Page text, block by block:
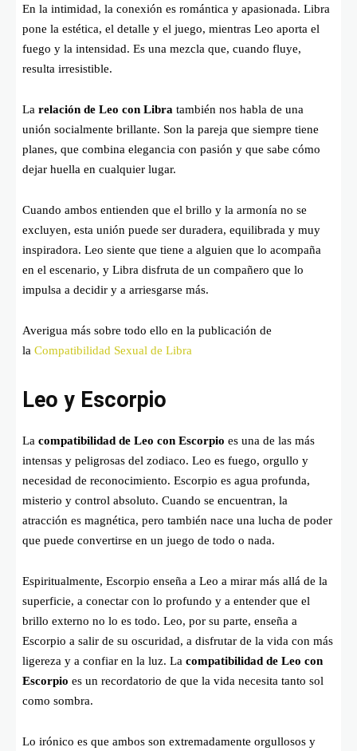
En la intimidad, la conexión es romántica y apasionada. Libra
pone la estética, el detalle y el juego, mientras Leo aporta el
fuego y la intensidad. Es una mezcla que, cuando fluye,
resulta irresistible.
La relación de Leo con Libra también nos habla de una
unión socialmente brillante. Son la pareja que siempre tiene
planes, que combina elegancia con pasión y que sabe cómo
dejar huella en cualquier lugar.
Cuando ambos entienden que el brillo y la armonía no se
excluyen, esta unión puede ser duradera, equilibrada y muy
inspiradora. Leo siente que tiene a alguien que lo acompaña
en el escenario, y Libra disfruta de un compañero que lo
impulsa a decidir y a arriesgarse más.
Averigua más sobre todo ello en la publicación de
la Compatibilidad Sexual de Libra
Leo y Escorpio
La compatibilidad de Leo con Escorpio es una de las más
intensas y peligrosas del zodiaco. Leo es fuego, orgullo y
necesidad de reconocimiento. Escorpio es agua profunda,
misterio y control absoluto. Cuando se encuentran, la
atracción es magnética, pero también nace una lucha de poder
que puede convertirse en un juego de todo o nada.
Espiritualmente, Escorpio enseña a Leo a mirar más allá de la
superficie, a conectar con lo profundo y a entender que el
brillo externo no lo es todo. Leo, por su parte, enseña a
Escorpio a salir de su oscuridad, a disfrutar de la vida con más
ligereza y a confiar en la luz. La compatibilidad de Leo con
Escorpio es un recordatorio de que la vida necesita tanto sol
como sombra.
Lo irónico es que ambos son extremadamente orgullosos y